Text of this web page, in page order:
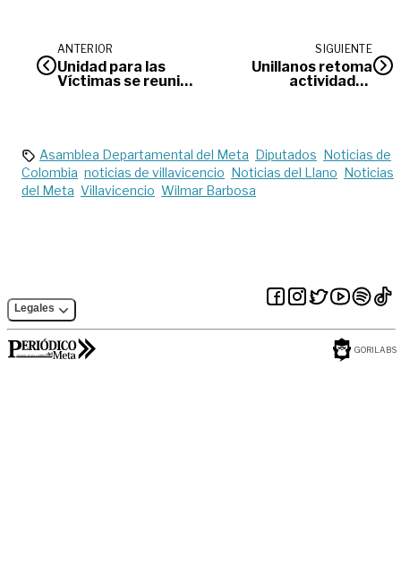
ANTERIOR
Unidad para las
Víctimas se reunió
SIGUIENTE
Unillanos retoma
actividades
Asamblea Departamental del Meta Diputados Noticias de
Colombia noticias de villavicencio Noticias del Llano Noticias
del Meta Villavicencio Wilmar Barbosa
Legales
GORILABS